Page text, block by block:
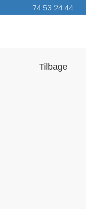
74 53 24 44
Tilbage